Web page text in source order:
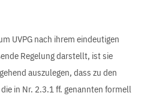
UVPG nach ihrem eindeutigen
Regelung darstellt, ist sie
auszulegen, dass zu den
in Nr. 2.3.1 ff. genannten formell